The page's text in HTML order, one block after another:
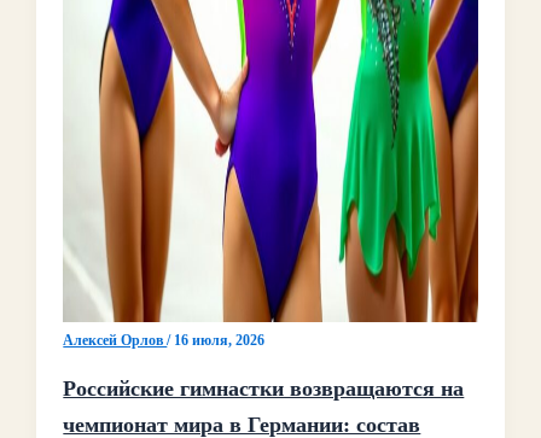
Алексей Орлов/ 16 июля, 2026
Российские гимнастки возвращаются на
чемпионат мира в Германии: состав